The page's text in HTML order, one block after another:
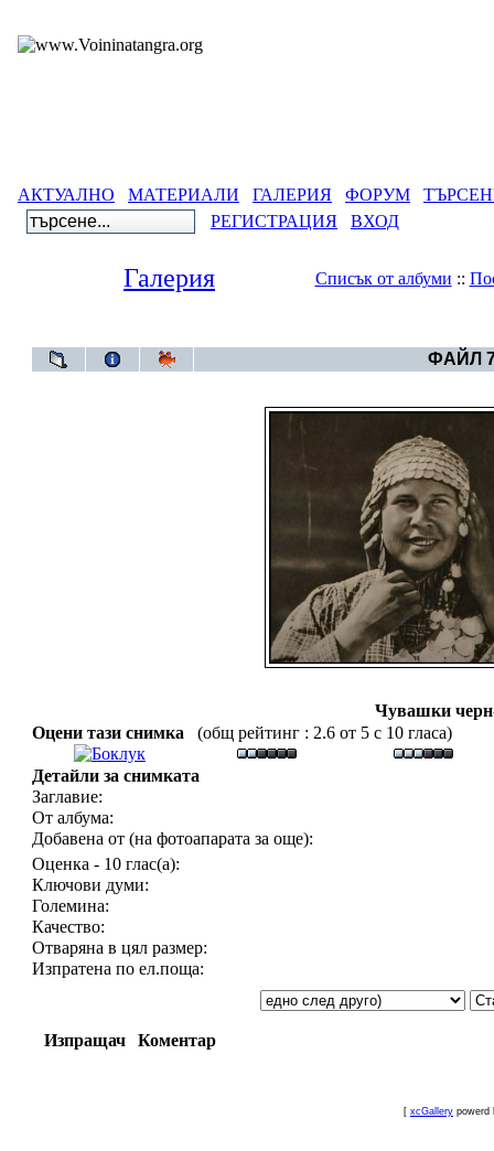
АКТУАЛНО МАТЕРИАЛИ ГАЛЕРИЯ ФОРУМ
РЕГИСТРАЦИЯ
ВХОД
Галерия Списък от албуми ::
ФАЙЛ 7
Чувашки
Оцени тази снимка
(общ рейтинг : 2.6 от 5 с 10 гласа)
Детайли за снимката
Заглавие:
От албума:
Добавена от (на фотоапарата за още):
Оценка - 10 глас(а):
Ключови думи:
Големина:
Качество:
Отваряна в цял размер:
Изпратена по ел.поща:
Изпращач Коментар
[ xcGallery